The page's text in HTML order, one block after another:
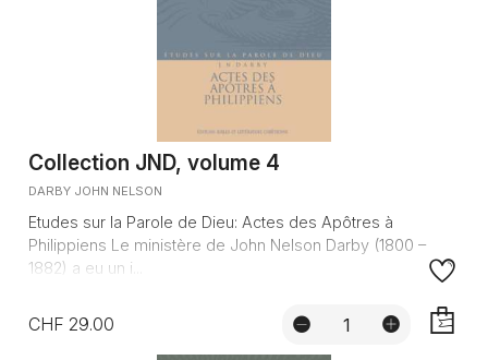
Collection JND, volume 4
DARBY JOHN NELSON
Etudes sur la Parole de Dieu: Actes des Apôtres à
Philippiens Le ministère de John Nelson Darby (1800 –
1882) a eu un i...
CHF 29.00